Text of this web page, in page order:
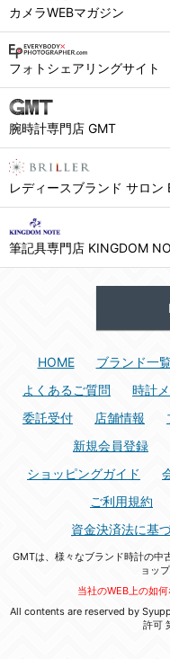
カメラWEBマガジン
フォトシェアリングサイト
腕時計専門店 GMT
レディースブランド サロン
筆記具専門店 KINGDOM
HOME ブランド一
よくあるご質問
時計
委託受付
店舗情報
新規会員登録
ショッピングガイド
ご利用規約
資金決済法に基
GMTは、様々なブランド時計の中
ョッ
当社のWEB上の如
All contents are reserved by
許可